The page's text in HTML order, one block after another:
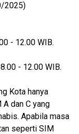
2025)
- 12.00 WIB.
- 12.00 WIB.
Kota hanya
dan C yang
Apabila masa
seperti SIM